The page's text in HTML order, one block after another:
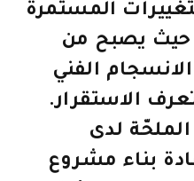
المستمرة
حيث يصبح من
الفني
الاستقرار.
لدى
بناء مشروع